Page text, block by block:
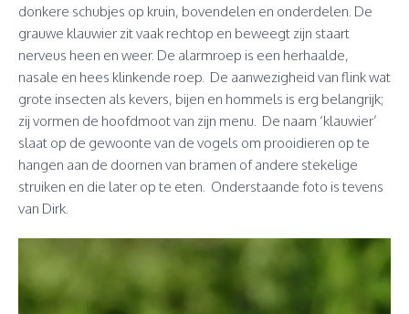
donkere schubjes op kruin, bovendelen en onderdelen. De
grauwe klauwier zit vaak rechtop en beweegt zijn staart
nerveus heen en weer. De alarmroep is een herhaalde,
nasale en hees klinkende roep. De aanwezigheid van flink wat
grote insecten als kevers, bijen en hommels is erg belangrijk;
zij vormen de hoofdmoot van zijn menu. De naam ‘klauwier’
slaat op de gewoonte van de vogels om prooidieren op te
hangen aan de doornen van bramen of andere stekelige
struiken en die later op te eten. Onderstaande foto is tevens
van Dirk.